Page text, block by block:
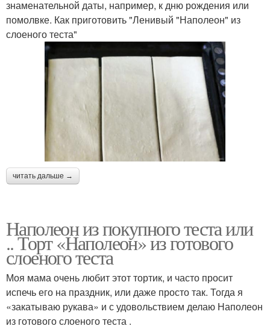
знаменательной даты, например, к дню рождения или
помолвке. Как приготовить "Ленивый "Наполеон" из
слоеного теста"
читать дальше →
Наполеон из покупного теста или
.. Торт «Наполеон» из готового
слоеного теста
Моя мама очень любит этот тортик, и часто просит
испечь его на праздник, или даже просто так. Тогда я
«закатываю рукава» и с удовольствием делаю Наполеон
из готового слоеного теста .